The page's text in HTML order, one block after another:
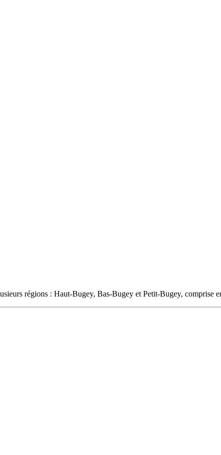
régions : Haut-Bugey, Bas-Bugey et Petit-Bugey, comprise